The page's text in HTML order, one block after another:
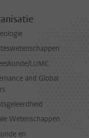
LUMC
and Global
Wetenschappen
en